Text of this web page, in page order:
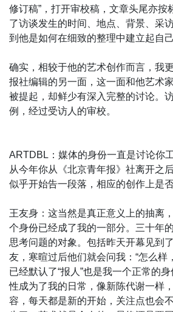
修订稿”，打开审校稿，文章头尾亦按
了访谈发生的时间、地点、背景、采
到他是如何在细致的整理中建立起自
确实，相较于他的艺术创作而言，我
报社编辑的另一面，这一面和他艺术
被提起，却鲜少有深入完整的讨论。
例，经过受访人的审校。
ARTDBL：媒体的身份一直是讨论你
从今年你从《北京青年报》社离开之
似乎开始告一段落，相应的创作上是
王友身：这当然是真正意义上的抽离
个身份已经成了我的一部分。三十年
思考问题的对象。包括昨天开幕见到
友，寒暄过后他们就会问我：“怎么样
已经默认了“报人”也是我一个正常的
性成为了我的日常，像新陈代谢一样
容，每天都是新的开始，关注点也会